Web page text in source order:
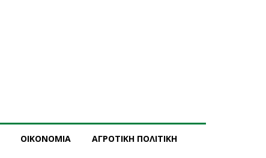
ΟΙΚΟΝΟΜΙΑ ΑΓΡΟΤΙΚΗ ΠΟΛΙΤΙΚΗ